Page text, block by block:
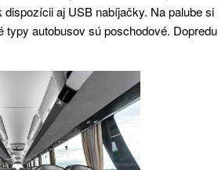
aj USB nabíjačky. Na palube si
typy autobusov sú poschodové. Dopredu